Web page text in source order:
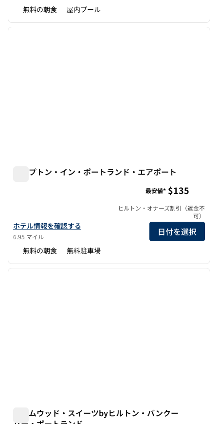
無料の朝食 屋内プール
1/12
1/12
前の画像 次の
ハンプトン・イン・ポートランド・エアポート
ハンプトン・イン・ポートランド・エアポートのホテルの詳細を
ホテル情報を確認する
6.95 マイル
最安値* $135
ヒルトン・オナーズ割引（返金不
可）
日付を選択
無料の朝食 無料駐車場
1/12
1/12
前の画像 次の
ホームウッド・スイーツbyヒルトン・バンクー